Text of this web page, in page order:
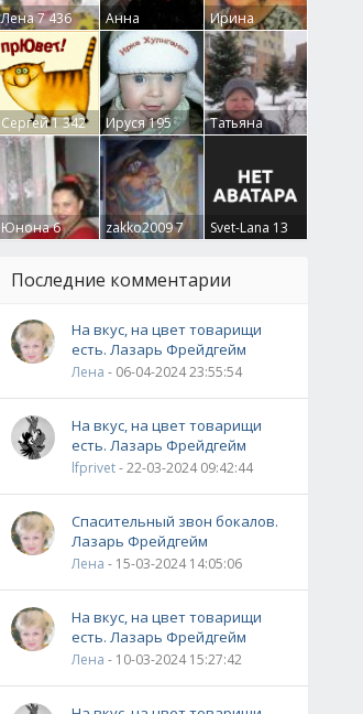
Лена7 436
Анна
Гумлевая0
Ирина
Бруцкая41
Сергей1 342 Ируся195
Татьяна
Крючкова0
Юнона6 zakko20097 Svet-Lana 13
Последние комментарии
На вкус, на цвет товарищи
есть. Лазарь Фрейдгейм
Лена - 06-04-2024 23:55:54
На вкус, на цвет товарищи
есть. Лазарь Фрейдгейм
lfprivet- 22-03-2024 09:42:44
Спасительный звон бокалов.
Лазарь Фрейдгейм
Лена - 15-03-2024 14:05:06
На вкус, на цвет товарищи
есть. Лазарь Фрейдгейм
Лена - 10-03-2024 15:27:42